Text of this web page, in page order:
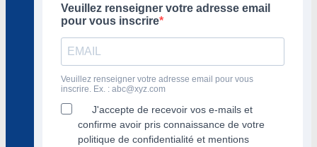
Veuillez renseigner votre adresse email
pour vous inscrire
Veuillez renseigner votre adresse email pour vous
inscrire. Ex. : abc@xyz.com
J'accepte de recevoir vos e-mails et
confirme avoir pris connaissance de votre
politique de confidentialité et mentions